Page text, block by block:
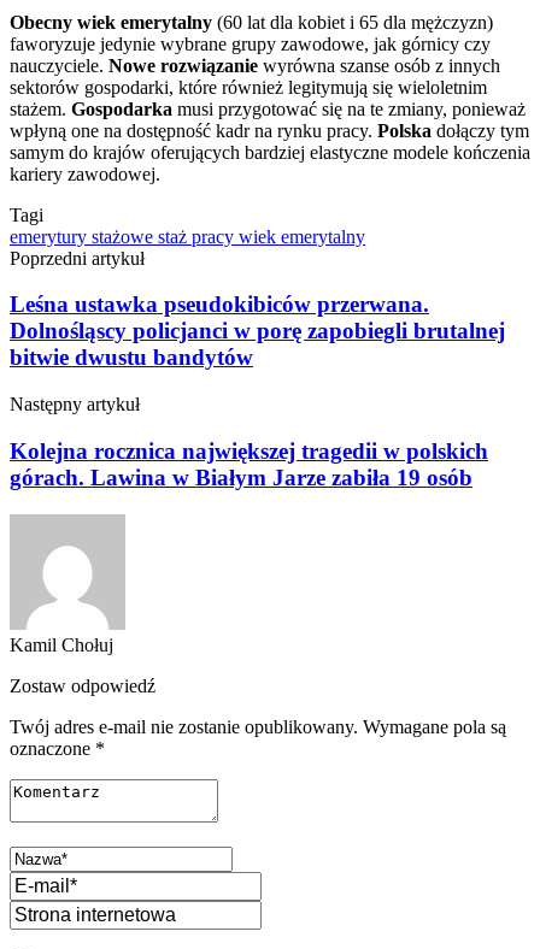
Obecny wiek emerytalny (60 lat dla kobiet i 65 dla mężczyzn)
faworyzuje jedynie wybrane grupy zawodowe, jak górnicy czy
nauczyciele. Nowe rozwiązanie wyrówna szanse osób z innych
sektorów gospodarki, które również legitymują się wieloletnim
stażem. Gospodarka musi przygotować się na te zmiany, ponieważ
wpłyną one na dostępność kadr na rynku pracy. Polska dołączy tym
samym do krajów oferujących bardziej elastyczne modele kończenia
kariery zawodowej.
Tagi
emerytury stażowe staż pracy wiek emerytalny
Poprzedni artykuł
Leśna ustawka pseudokibiców przerwana.
Dolnośląscy policjanci w porę zapobiegli brutalnej
bitwie dwustu bandytów
Następny artykuł
Kolejna rocznica największej tragedii w polskich
górach. Lawina w Białym Jarze zabiła 19 osób
Kamil Chołuj
Zostaw odpowiedź
Twój adres e-mail nie zostanie opublikowany. Wymagane pola są
oznaczone *